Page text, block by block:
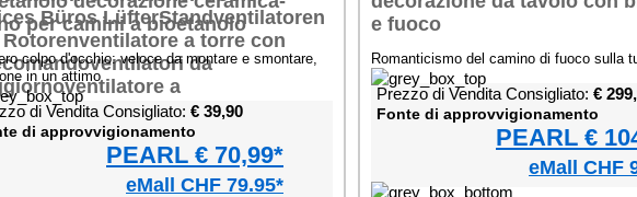
colpo d'occhio: veloce da montare e smontare,
in un attimo
di Vendita Consigliato: € 39,90
di approvvigionamento
PEARL € 70,99*
eMall CHF 79.95*
Romanticismo del camino di fuoco sulla
Prezzo di Vendita Consigliato: €
Fonte di approvvigionamento
PEARL €
eMall CHF